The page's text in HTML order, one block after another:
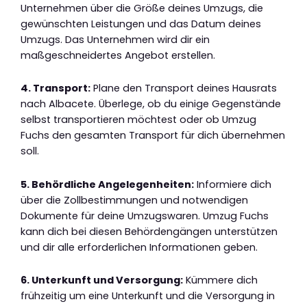
Unternehmen über die Größe deines Umzugs, die
gewünschten Leistungen und das Datum deines
Umzugs. Das Unternehmen wird dir ein
maßgeschneidertes Angebot erstellen.
4. Transport: Plane den Transport deines Hausrats
nach Albacete. Überlege, ob du einige Gegenstände
selbst transportieren möchtest oder ob Umzug
Fuchs den gesamten Transport für dich übernehmen
soll.
5. Behördliche Angelegenheiten: Informiere dich
über die Zollbestimmungen und notwendigen
Dokumente für deine Umzugswaren. Umzug Fuchs
kann dich bei diesen Behördengängen unterstützen
und dir alle erforderlichen Informationen geben.
6. Unterkunft und Versorgung: Kümmere dich
frühzeitig um eine Unterkunft und die Versorgung in